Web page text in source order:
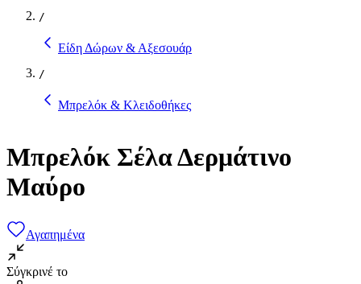
/
Είδη Δώρων & Αξεσουάρ
/
Μπρελόκ & Κλειδοθήκες
Μπρελόκ Σέλα Δερμάτινο
Μαύρο
Αγαπημένα
Σύγκρινέ το